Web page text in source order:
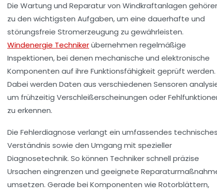
Die Wartung und Reparatur von Windkraftanlagen
zu den wichtigsten Aufgaben, um eine dauerhafte und
störungsfreie Stromerzeugung zu gewährleisten.
Windenergie Technikerübernehmen regelmäßige
Inspektionen, bei denen mechanische und elektronische
Komponenten auf ihre Funktionsfähigkeit geprüft werden.
Dabei werden Daten aus verschiedenen Sensoren
um frühzeitig Verschleißerscheinungen oder
zu erkennen.
Die Fehlerdiagnose verlangt ein umfassendes
Verständnis sowie den Umgang mit spezieller
Diagnosetechnik. So können Techniker schnell präzise
Ursachen eingrenzen und geeignete
umsetzen. Gerade bei Komponenten wie Rotorblättern,